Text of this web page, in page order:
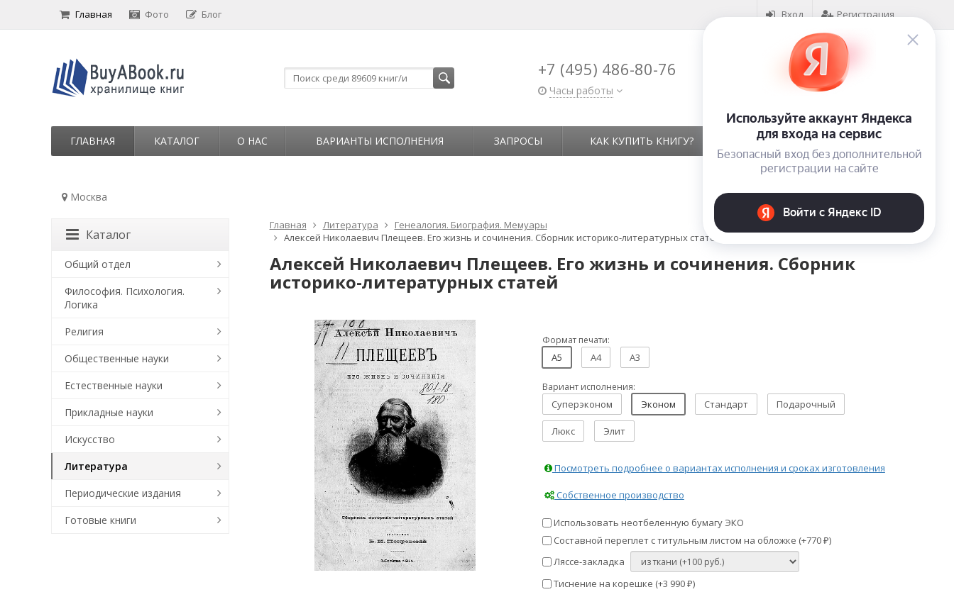
Вход Регистрация
Главная Фото Блог
+7 (495) 486-80-76
Часы работы
Корзина ( 0)
на сумму0₽
ГЛАВНАЯ КАТАЛОГ О НАС ВАРИАНТЫ ИСПОЛНЕНИЯ ЗАПРОСЫ КАК КУПИТЬ КНИГУ? КОНТАКТЫ ОТЗЫВЫ
Москва
Главная Литература
Генеалогия. Биография. Мемуары
Алексей Николаевич Плещеев. Его жизнь и сочинения. Сборник историко-литературных статей
Алексей Николаевич Плещеев. Его жизнь и сочинения. Сборник
историко-литературных статей
Формат печати:
A5 A4 A3
Вариант исполнения:
Суперэконом Эконом Стандарт Подарочный
Люкс Элит
Посмотреть подробнее о вариантах исполнения и сроках изготовления
Собственное производство
Использовать неотбеленную бумагу ЭКО
Составной переплет с титульным листом на обложке (+770 ₽)
Ляссе-закладка
Тиснение на корешке (+3 990 ₽)
Каталог
Общий отдел
Философия. Психология.
Логика
Религия
Общественные науки
Естественные науки
Прикладные науки
Искусство
Литература
Периодические издания
Готовые книги